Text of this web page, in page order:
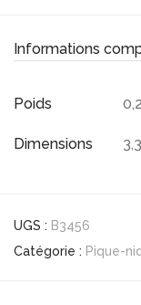
Informations
Poids
Dimensions
UGS : B3456
Catégorie : Pique-